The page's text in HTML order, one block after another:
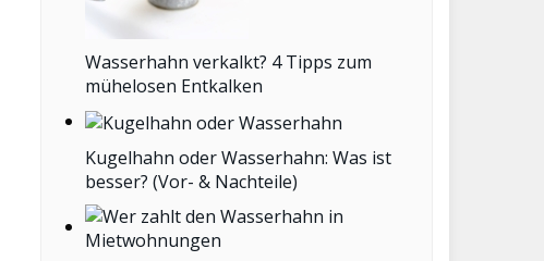
Wasserhahn verkalkt? 4 Tipps zum
mühelosen Entkalken
Kugelhahn oder Wasserhahn: Was ist
besser? (Vor- & Nachteile)